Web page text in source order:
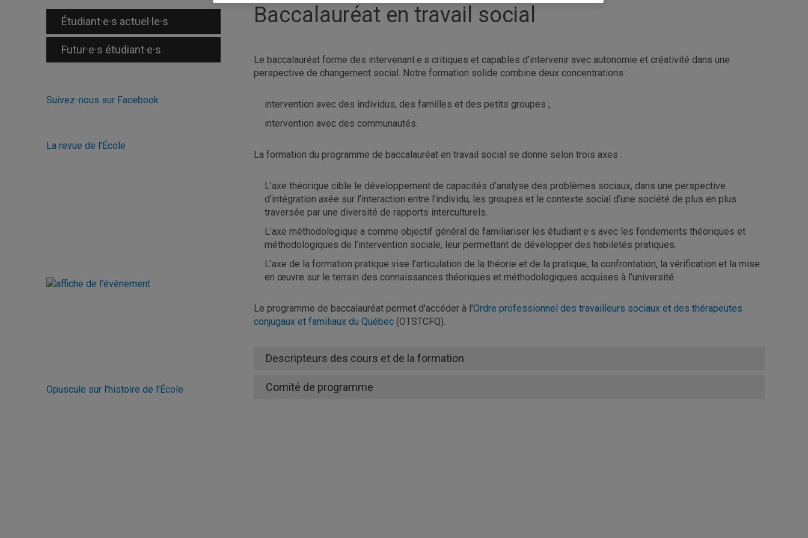
Étudiant·e·s actuel·le·s
Futur·e·s étudiant·e·s
Suivez-nous sur Facebook
La revue de l'École
Opuscule sur l'histoire de l'École
Baccalauréat en travail social
Le baccalauréat forme des intervenant·e·s critiques et capables d’intervenir avec autonomie et créativité dans une
perspective de changement social. Notre formation solide combine deux concentrations :
intervention avec des individus, des familles et des petits groupes ;
intervention avec des communautés.
La formation du programme de baccalauréat en travail social se donne selon trois axes :
L’axe théorique cible le développement de capacités d’analyse des problèmes sociaux, dans une perspective
d’intégration axée sur l’interaction entre l’individu, les groupes et le contexte social d’une société de plus en plus
traversée par une diversité de rapports interculturels.
L’axe méthodologique a comme objectif général de familiariser les étudiant·e·s avec les fondements théoriques et
méthodologiques de l’intervention sociale, leur permettant de développer des habiletés pratiques.
L’axe de la formation pratique vise l’articulation de la théorie et de la pratique, la confrontation, la vérification et la mise
en œuvre sur le terrain des connaissances théoriques et méthodologiques acquises à l’université.
Le programme de baccalauréat permet d'accéder à l'Ordre professionnel des travailleurs sociaux et des thérapeutes
conjugaux et familiaux du Québec (OTSTCFQ).
Descripteurs des cours et de la formation
Comité de programme